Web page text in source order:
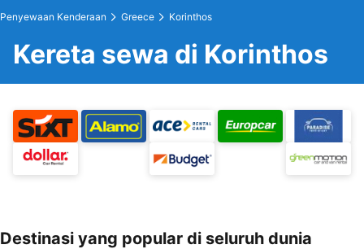
Penyewaan Kenderaan Greece Korinthos
Kereta sewa di Korinthos
Destinasi yang popular di seluruh dunia